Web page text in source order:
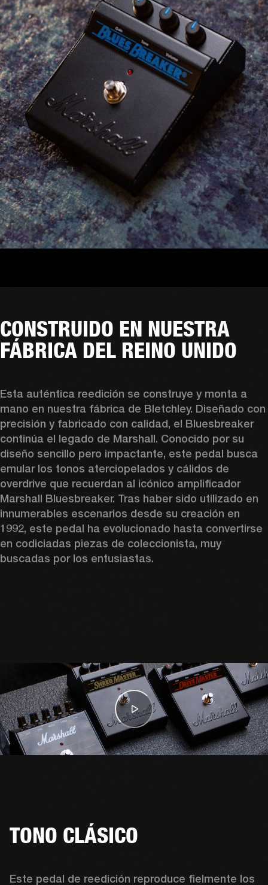
CONSTRUIDO EN NUESTRA
FÁBRICA DEL REINO UNIDO
Esta auténtica reedición se construye y monta a
mano en nuestra fábrica de Bletchley. Diseñado con
precisión y fabricado con calidad, el Bluesbreaker
continúa el legado de Marshall. Conocido por su
diseño sencillo pero impactante, este pedal busca
emular los tonos aterciopelados y cálidos de
overdrive que recuerdan al icónico amplificador
Marshall Bluesbreaker. Tras haber sido utilizado en
innumerables escenarios desde su creación en
1992, este pedal ha evolucionado hasta convertirse
en codiciadas piezas de coleccionista, muy
buscadas por los entusiastas.
TONO CLÁSICO
Este pedal de reedición reproduce fielmente los